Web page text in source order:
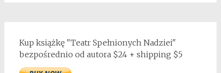
Kup książkę "Teatr Spełnionych Nadziei"
bezpośrednio od autora $24 + shipping $5